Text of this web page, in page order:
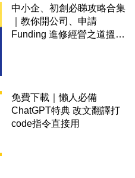
中小企、初創必睇攻略合集
｜教你開公司、申請
Funding 進修經營之道搵大
免費下載｜懶人必備
ChatGPT特典 改文翻譯打
code指令直接用